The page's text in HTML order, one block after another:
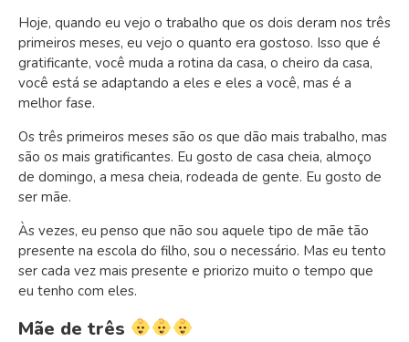
Hoje, quando eu vejo o trabalho que os dois deram nos três
primeiros meses, eu vejo o quanto era gostoso. Isso que é
gratificante, você muda a rotina da casa, o cheiro da casa,
você está se adaptando a eles e eles a você, mas é a
melhor fase.
Os três primeiros meses são os que dão mais trabalho, mas
são os mais gratificantes. Eu gosto de casa cheia, almoço
de domingo, a mesa cheia, rodeada de gente. Eu gosto de
ser mãe.
Às vezes, eu penso que não sou aquele tipo de mãe tão
presente na escola do filho, sou o necessário. Mas eu tento
ser cada vez mais presente e priorizo muito o tempo que
eu tenho com eles.
Mãe de três